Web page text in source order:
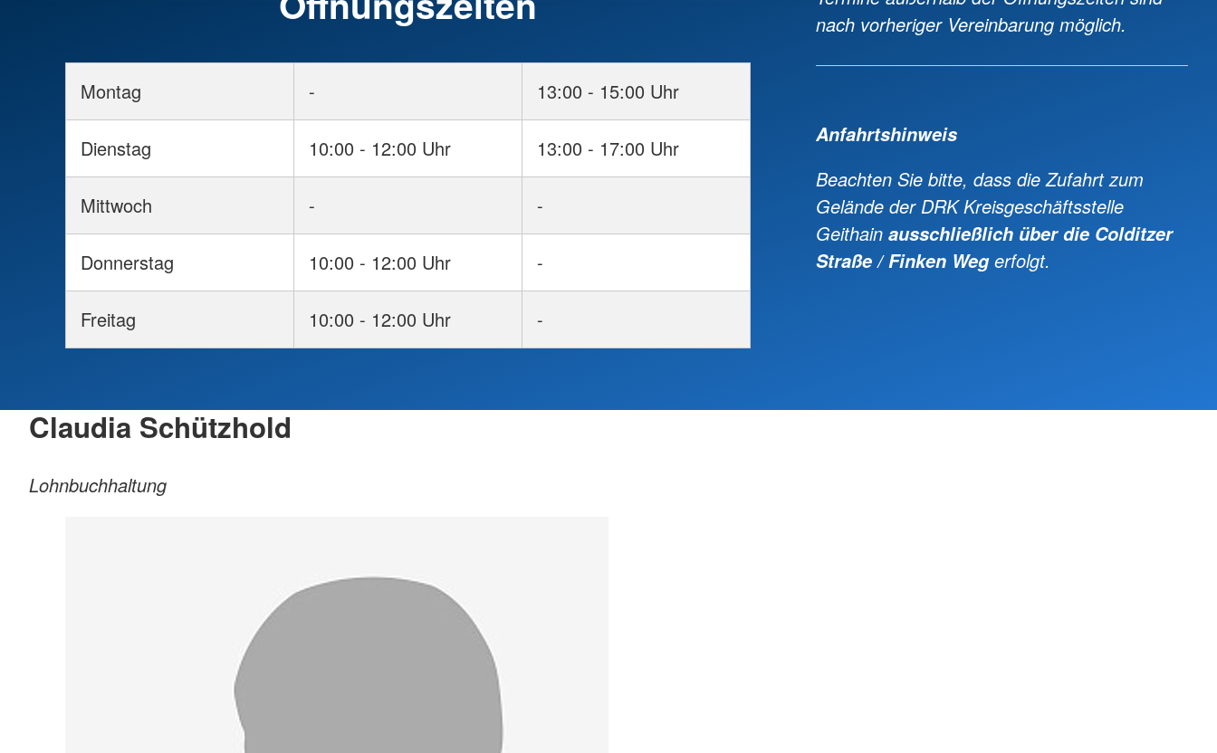
Montag - 13:00 - 15:00 Uhr
Dienstag 10:00 - 12:00 Uhr 13:00 - 17:00 Uhr
Mittwoch - -
Donnerstag 10:00 - 12:00 Uhr -
Freitag 10:00 - 12:00 Uhr -
nach vorheriger Vereinbarung möglich.
Anfahrtshinweis
Beachten Sie bitte, dass die Zufahrt zum
Gelände der DRK Kreisgeschäftsstelle
Geithainausschließlich über die Colditzer
Straße / Finken Wegerfolgt.
Claudia Schützhold
Lohnbuchhaltung